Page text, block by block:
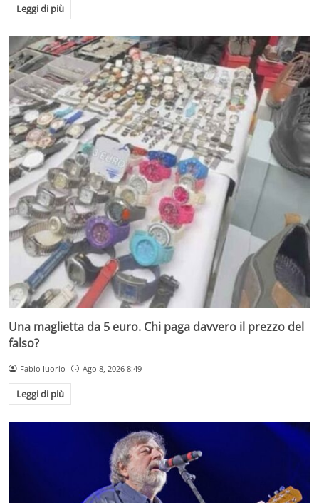
Leggi di più
Una maglietta da 5 euro. Chi paga davvero il prezzo del
falso?
Fabio Iuorio Ago 8, 2026 8:49
Leggi di più